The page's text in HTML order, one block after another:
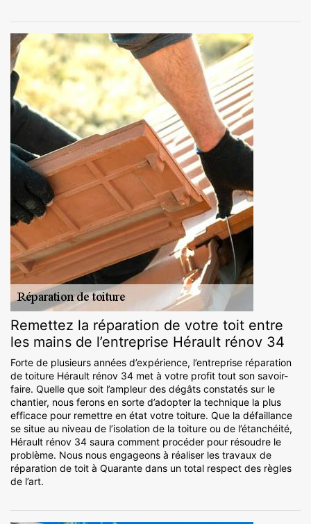
Remettez la réparation de votre toit entre
les mains de l’entreprise Hérault rénov 34
Forte de plusieurs années d’expérience, l’entreprise réparation
de toiture Hérault rénov 34 met à votre profit tout son savoir-
faire. Quelle que soit l’ampleur des dégâts constatés sur le
chantier, nous ferons en sorte d’adopter la technique la plus
efficace pour remettre en état votre toiture. Que la défaillance
se situe au niveau de l’isolation de la toiture ou de l’étanchéité,
Hérault rénov 34 saura comment procéder pour résoudre le
problème. Nous nous engageons à réaliser les travaux de
réparation de toit à Quarante dans un total respect des règles
de l’art.